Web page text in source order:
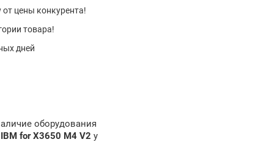
цены конкурента!
товара!
дней
оборудования
for X3650 M4 V2 у